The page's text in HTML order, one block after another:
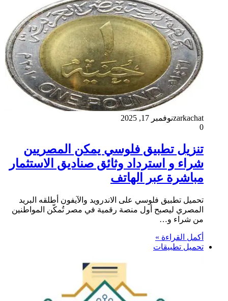
zarkachatنوفمبر 17, 2025
0
تنزيل تطبيق فلوسي يمكن المصريين
شراء و استرداد وثائق صناديق الاستثمار
مباشرة عبر الهاتف
تحميل تطبيق فلوسي على الاندرويد والآيفون أطلقه البريد
المصري ليصبح أول منصة رقمية في مصر تُمكّن المواطنين
من شراء و…
أكمل القراءة »
تحميل تطبيقات